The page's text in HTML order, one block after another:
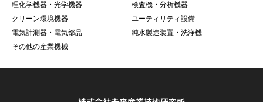
理化学機器・光学機器
検査機・分析機器
クリーン環境機器
ユーティリティ設備
電気計測器・電気部品
純水製造装置・洗浄機
その他の産業機械